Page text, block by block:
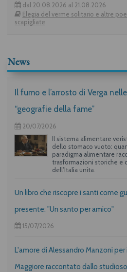
dal 20.08.2026 al 21.08.2026
Elegia del verme solitario e altre
scapigliate
News
Il fumo e l’arrosto di Verga nelle
“geografie della fame”
20/07/2026
Il sistema alimentare
dello stomaco vuoto:
paradigma alimentare
trasformazioni storiche e
dell’Italia unita.
Un libro che riscopre i santi come
presente: "Un santo per amico"
15/07/2026
L'amore di Alessandro Manzoni per
Maggiore raccontato dallo